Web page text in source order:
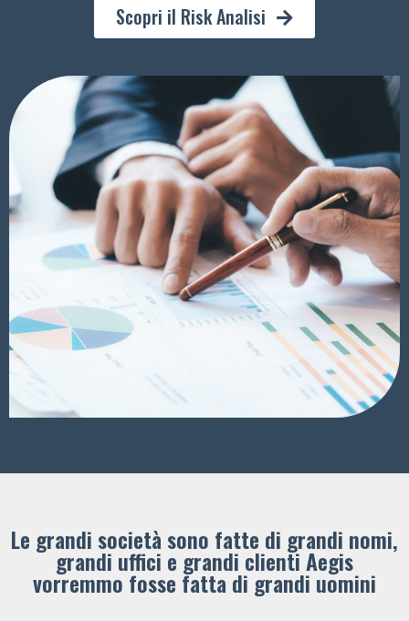
Scopri il Risk Analisi
Le grandi società sono fatte di grandi nomi,
grandi uffici e grandi clienti ​Aegis
vorremmo fosse fatta di grandi uomini